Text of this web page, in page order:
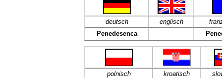
deutsch englisch
Penedesenca
polnisch kroatisch